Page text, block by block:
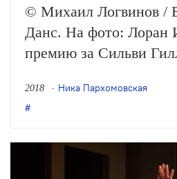
© Михаил Логвинов /
Данс. На фото: Лоран
премию за Сильви
собственный рейтинг
вручения премии
2018 Ника Пархомовская